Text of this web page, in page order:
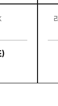
)